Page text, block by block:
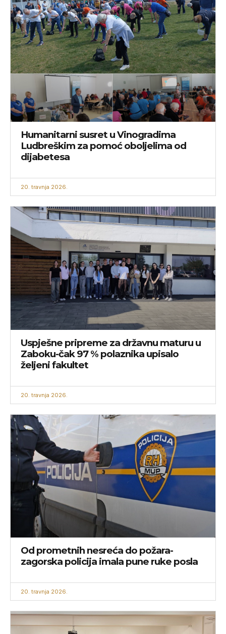
Humanitarni susret u Vinogradima
Ludbreškim za pomoć oboljelima od
dijabetesa
20. travnja 2026.
Uspješne pripreme za državnu maturu u
Zaboku-čak 97 % polaznika upisalo
željeni fakultet
20. travnja 2026.
Od prometnih nesreća do požara-
zagorska policija imala pune ruke posla
20. travnja 2026.